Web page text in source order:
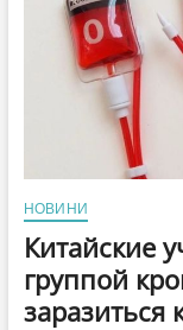
НОВИНИ
Китайские
группой
заразиться